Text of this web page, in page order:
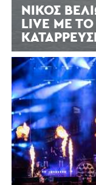
ΝΊΚΟΣ
LIVE ΜΕ